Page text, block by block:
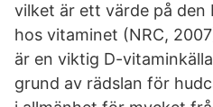
vilket är ett värde på den
hos vitaminet (NRC,
är en viktig D-
grund av rädslan för